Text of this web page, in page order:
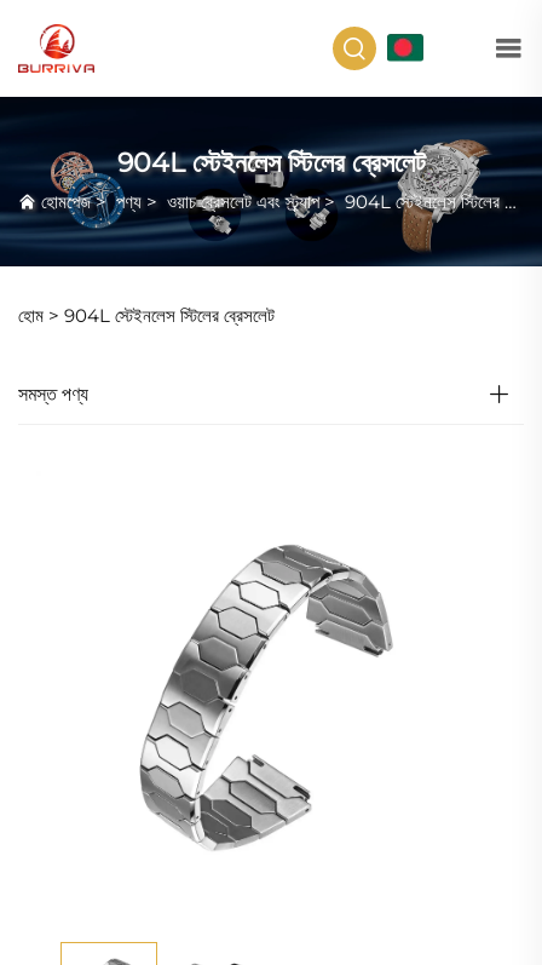
904L স্টেইনলেস স্টিলের ব্রেসলেট
হোমপেজ>পণ্য> ওয়াচ ব্রেসলেট এবং স্ট্র্যাপ>904L স্টেইনলেস স্টিলের ব্রেসলেট
হোম > 904L স্টেইনলেস স্টিলের ব্রেসলেট
সমস্ত পণ্য